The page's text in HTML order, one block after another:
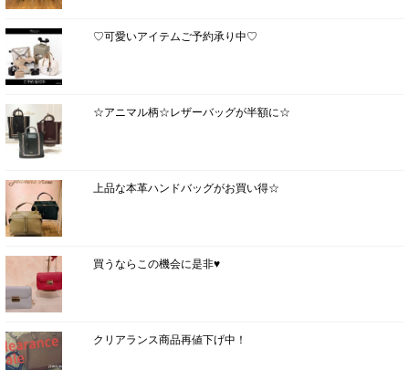
♡可愛いアイテムご予約承り中♡
☆アニマル柄☆レザーバッグが半額に☆
上品な本革ハンドバッグがお買い得☆
買うならこの機会に是非♥
クリアランス商品再値下げ中！